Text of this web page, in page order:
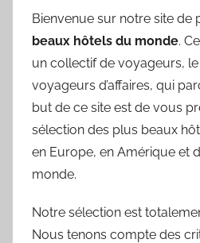
Bienvenue sur notre site de
beaux hôtels du monde.
un collectif de voyageurs,
voyageurs d’affaires, qui
but de ce site est de vous
sélection des plus beaux
en Europe, en Amérique et
monde.
Notre sélection est
Nous tenons compte des